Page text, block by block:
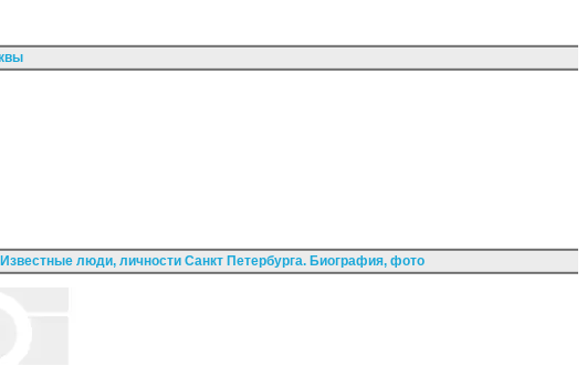
Известные люди, личности Санкт Петербурга. Биография, фото